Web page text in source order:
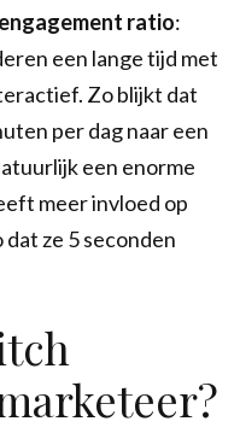
ratio:
een lange tijd met
Zo blijkt dat
per dag naar een
een enorme
meer invloed op
ze 5 seconden